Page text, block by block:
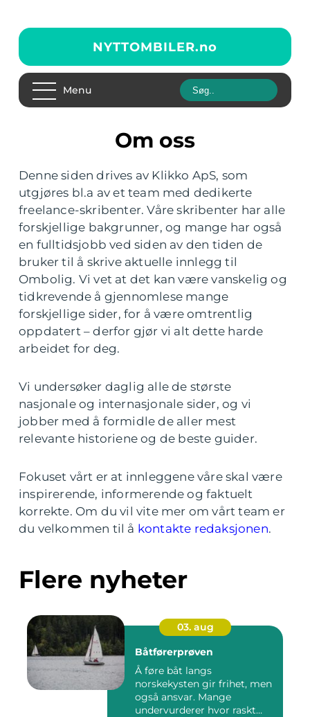
NYTTOMBILER.no
Menu
Om oss
Denne siden drives av Klikko ApS, som
utgjøres bl.a av et team med dedikerte
freelance-skribenter. Våre skribenter har alle
forskjellige bakgrunner, og mange har også
en fulltidsjobb ved siden av den tiden de
bruker til å skrive aktuelle innlegg til
Ombolig. Vi vet at det kan være vanskelig og
tidkrevende å gjennomlese mange
forskjellige sider, for å være omtrentlig
oppdatert – derfor gjør vi alt dette harde
arbeidet for deg.
Vi undersøker daglig alle de største
nasjonale og internasjonale sider, og vi
jobber med å formidle de aller mest
relevante historiene og de beste guider.
Fokuset vårt er at innleggene våre skal være
inspirerende, informerende og faktuelt
korrekte. Om du vil vite mer om vårt team er
du velkommen til å kontakte redaksjonen.
Flere nyheter
03. aug
Båtførerprøven
Å føre båt langs
norskekysten gir frihet, men
også ansvar. Mange
undervurderer hvor raskt